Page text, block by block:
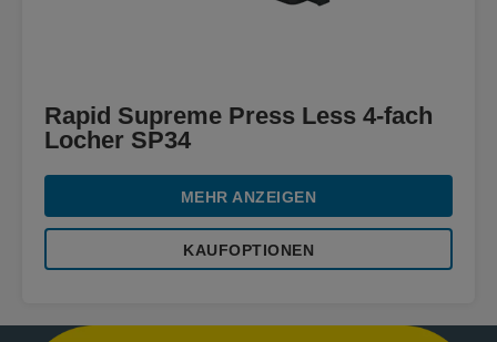
Rapid Supreme Press Less 4-fach
Locher SP34
MEHR ANZEIGEN
KAUFOPTIONEN